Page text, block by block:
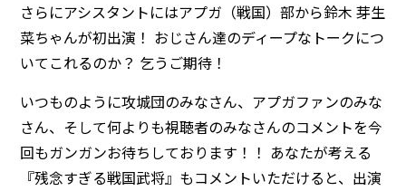
さらにアシスタントにはアプガ（戦国）部から鈴木 芽生
菜ちゃんが初出演！ おじさん達のディープなトークにつ
いてこれるのか？ 乞うご期待！
いつものように攻城団のみなさん、アプガファンのみな
さん、そして何よりも視聴者のみなさんのコメントを今
回もガンガンお待ちしております！！ あなたが考える
『残念すぎる戦国武将』もコメントいただけると、出演